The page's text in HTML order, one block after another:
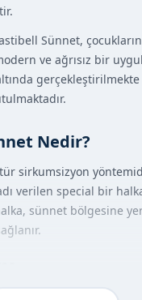
Sünnet,
ve ağrısız bir
gerçekleştirilmekte
Nedir?
sirkumsizyon
verilen special bir
sünnet bölgesine
açıdan güvenli ve etkili